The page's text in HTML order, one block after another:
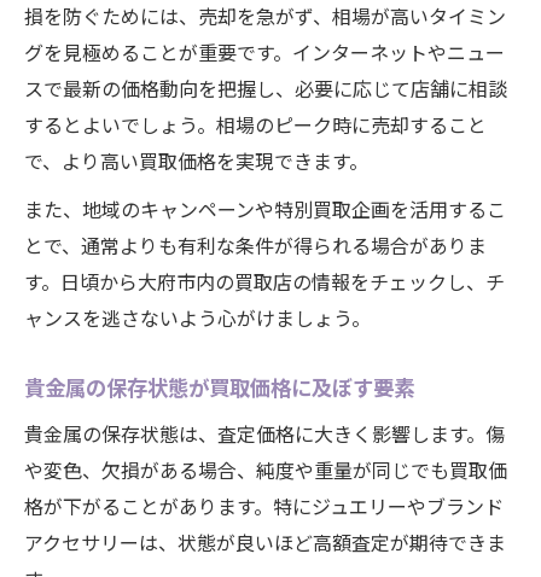
損を防ぐためには、売却を急がず、相場が高いタイミン
グを見極めることが重要です。インターネットやニュー
スで最新の価格動向を把握し、必要に応じて店舗に相談
するとよいでしょう。相場のピーク時に売却すること
で、より高い買取価格を実現できます。
また、地域のキャンペーンや特別買取企画を活用するこ
とで、通常よりも有利な条件が得られる場合がありま
す。日頃から大府市内の買取店の情報をチェックし、チ
ャンスを逃さないよう心がけましょう。
貴金属の保存状態が買取価格に及ぼす要素
貴金属の保存状態は、査定価格に大きく影響します。傷
や変色、欠損がある場合、純度や重量が同じでも買取価
格が下がることがあります。特にジュエリーやブランド
アクセサリーは、状態が良いほど高額査定が期待できま